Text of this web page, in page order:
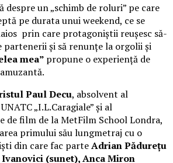
despre un „schimb de roluri” pe care
pe durata unui weekend, ce se
prin care protagoniștii reușesc să-
partenerii și să renunțe la orgolii și
mea” propune o experiență de
Paul Decu, absolvent al
„I.L.Caragiale” și al
de film de la MetFilm School Londra,
primului său lungmetraj cu o
din care fac parteAdrian Pădurețu
(sunet), Anca Miron